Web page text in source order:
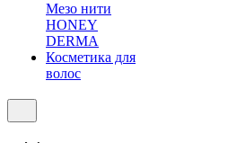
Мезо нити
HONEY
DERMA
Косметика для
волос